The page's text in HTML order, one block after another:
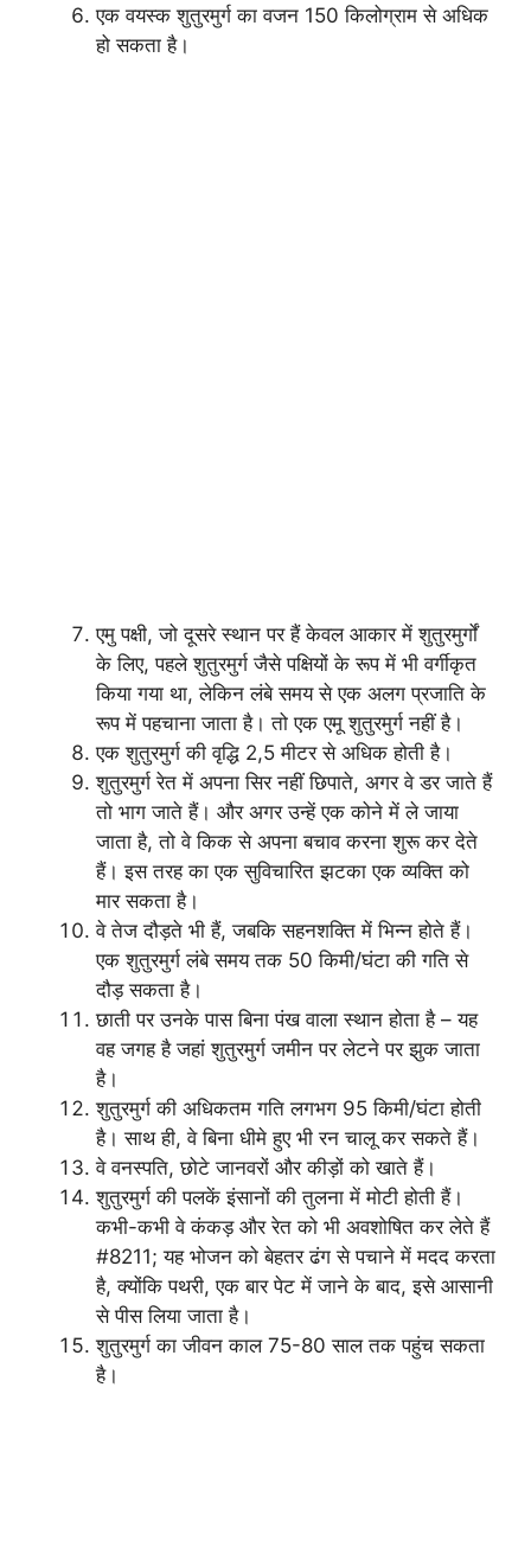
एक वयस्क शुतुरमुर्ग का वजन 150 किलोग्राम से अधिक
हो सकता है।
एमु पक्षी, जो दूसरे स्थान पर हैं केवल आकार में शुतुरमुर्गों
के लिए, पहले शुतुरमुर्ग जैसे पक्षियों के रूप में भी वर्गीकृत
किया गया था, लेकिन लंबे समय से एक अलग प्रजाति के
रूप में पहचाना जाता है। तो एक एमू शुतुरमुर्ग नहीं है।
एक शुतुरमुर्ग की वृद्धि 2,5 मीटर से अधिक होती है।
शुतुरमुर्ग रेत में अपना सिर नहीं छिपाते, अगर वे डर जाते हैं
तो भाग जाते हैं। और अगर उन्हें एक कोने में ले जाया
जाता है, तो वे किक से अपना बचाव करना शुरू कर देते
हैं। इस तरह का एक सुविचारित झटका एक व्यक्ति को
मार सकता है।
वे तेज दौड़ते भी हैं, जबकि सहनशक्ति में भिन्न होते हैं।
एक शुतुरमुर्ग लंबे समय तक 50 किमी/घंटा की गति से
दौड़ सकता है।
छाती पर उनके पास बिना पंख वाला स्थान होता है – यह
वह जगह है जहां शुतुरमुर्ग जमीन पर लेटने पर झुक जाता
है।
शुतुरमुर्ग की अधिकतम गति लगभग 95 किमी/घंटा होती
है। साथ ही, वे बिना धीमे हुए भी रन चालू कर सकते हैं।
वे वनस्पति, छोटे जानवरों और कीड़ों को खाते हैं।
शुतुरमुर्ग की पलकें इंसानों की तुलना में मोटी होती हैं।
कभी-कभी वे कंकड़ और रेत को भी अवशोषित कर लेते हैं
#8211; यह भोजन को बेहतर ढंग से पचाने में मदद करता
है, क्योंकि पथरी, एक बार पेट में जाने के बाद, इसे आसानी
से पीस लिया जाता है।
शुतुरमुर्ग का जीवन काल 75-80 साल तक पहुंच सकता
है।